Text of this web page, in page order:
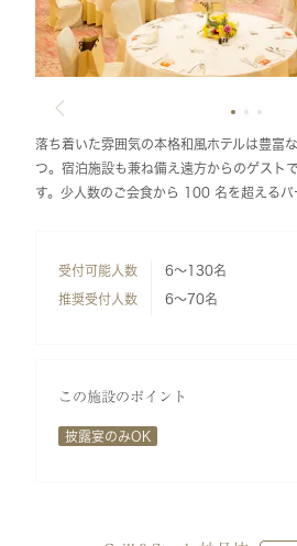
落ち着いた雰囲気の本格和風ホテルは豊富
つ。宿泊施設も兼ね備え遠方からのゲスト
す。少人数のご会食から 100 名を超えるパ
受付可能人数 6～130名
推奨受付人数 6～70名
この施設のポイント
披露宴のみOK